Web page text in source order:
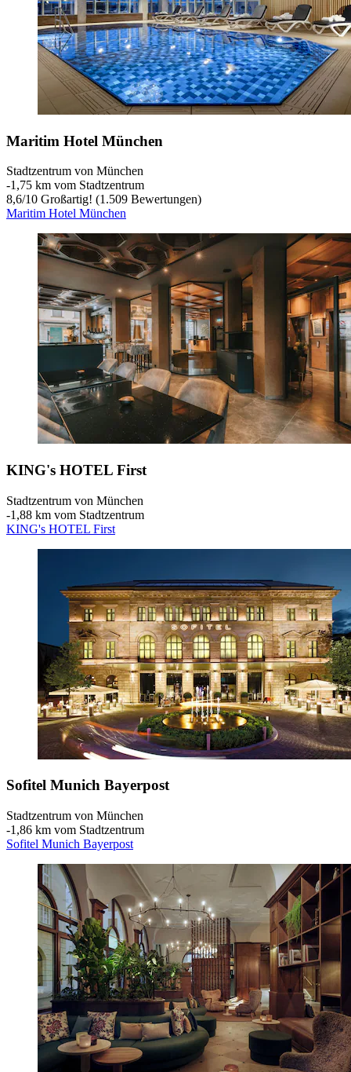
Maritim Hotel München
Stadtzentrum von München
‐1,75 km vom Stadtzentrum
8,6/10 Großartig! (1.509 Bewertungen)
Maritim Hotel München
KING's HOTEL First
Stadtzentrum von München
‐1,88 km vom Stadtzentrum
KING's HOTEL First
Sofitel Munich Bayerpost
Stadtzentrum von München
‐1,86 km vom Stadtzentrum
Sofitel Munich Bayerpost